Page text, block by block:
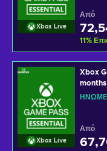
Xbox Live
Από
11%
Xbox Live
Xbox
months
Από